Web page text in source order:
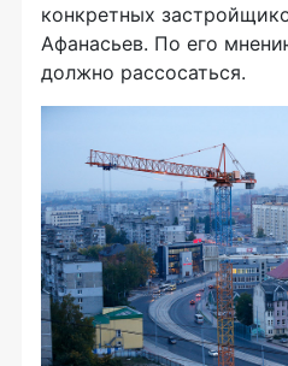
конкретных
Афанасьев. По его
должно рассосаться.